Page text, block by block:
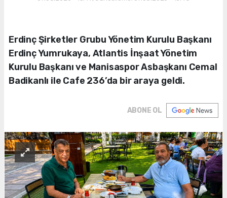
Erdinç Şirketler Grubu Yönetim Kurulu Başkanı
Erdinç Yumrukaya, Atlantis İnşaat Yönetim
Kurulu Başkanı ve Manisaspor Asbaşkanı Cemal
Badikanlı ile Cafe 236’da bir araya geldi.
ABONE OL